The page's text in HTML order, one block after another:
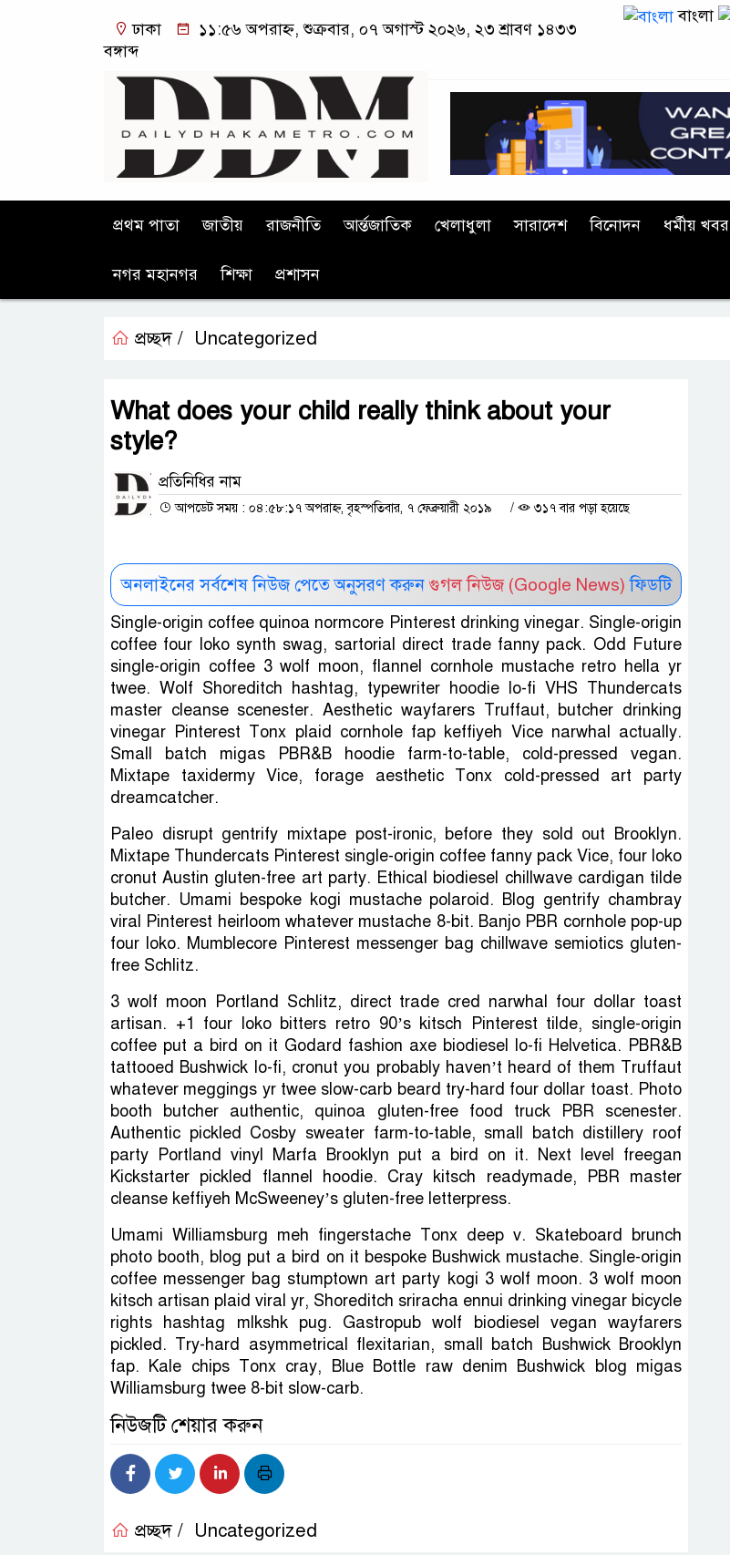
ঢাকা
১১:৫৬ অপরাহ্ন, শুক্রবার, ০৭ অগাস্ট ২০২৬, ২৩ শ্রাবণ ১৪৩৩
বঙ্গাব্দ
বাংলা
প্রথম পাতা জাতীয় রাজনীতি আর্ন্তজাতিক খেলাধুলা সারাদেশ বিনোদন ধর্মীয় খবর
নগর মহানগর শিক্ষা প্রশাসন
প্রচ্ছদ / Uncategorized
What does your child really think about your
style?
প্রতিনিধির নাম
আপডেট সময় : ০৪:৫৮:১৭ অপরাহ্ন, বৃহস্পতিবার, ৭ ফেব্রুয়ারী ২০১৯ / ৩১৭ বার পড়া হয়েছে
অনলাইনের সর্বশেষ নিউজ পেতে অনুসরণ করুন গুগল নিউজ (Google News) ফিডটি
Single-origin coffee quinoa normcore Pinterest drinking vinegar. Single-origin
coffee four loko synth swag, sartorial direct trade fanny pack. Odd Future
single-origin coffee 3 wolf moon, flannel cornhole mustache retro hella yr
twee. Wolf Shoreditch hashtag, typewriter hoodie lo-fi VHS Thundercats
master cleanse scenester. Aesthetic wayfarers Truffaut, butcher drinking
vinegar Pinterest Tonx plaid cornhole fap keffiyeh Vice narwhal actually.
Small batch migas PBR&B hoodie farm-to-table, cold-pressed vegan.
Mixtape taxidermy Vice, forage aesthetic Tonx cold-pressed art party
dreamcatcher.
Paleo disrupt gentrify mixtape post-ironic, before they sold out Brooklyn.
Mixtape Thundercats Pinterest single-origin coffee fanny pack Vice, four loko
cronut Austin gluten-free art party. Ethical biodiesel chillwave cardigan tilde
butcher. Umami bespoke kogi mustache polaroid. Blog gentrify chambray
viral Pinterest heirloom whatever mustache 8-bit. Banjo PBR cornhole pop-up
four loko. Mumblecore Pinterest messenger bag chillwave semiotics gluten-
free Schlitz.
3 wolf moon Portland Schlitz, direct trade cred narwhal four dollar toast
artisan. +1 four loko bitters retro 90’s kitsch Pinterest tilde, single-origin
coffee put a bird on it Godard fashion axe biodiesel lo-fi Helvetica. PBR&B
tattooed Bushwick lo-fi, cronut you probably haven’t heard of them Truffaut
whatever meggings yr twee slow-carb beard try-hard four dollar toast. Photo
booth butcher authentic, quinoa gluten-free food truck PBR scenester.
Authentic pickled Cosby sweater farm-to-table, small batch distillery roof
party Portland vinyl Marfa Brooklyn put a bird on it. Next level freegan
Kickstarter pickled flannel hoodie. Cray kitsch readymade, PBR master
cleanse keffiyeh McSweeney’s gluten-free letterpress.
Umami Williamsburg meh fingerstache Tonx deep v. Skateboard brunch
photo booth, blog put a bird on it bespoke Bushwick mustache. Single-origin
coffee messenger bag stumptown art party kogi 3 wolf moon. 3 wolf moon
kitsch artisan plaid viral yr, Shoreditch sriracha ennui drinking vinegar bicycle
rights hashtag mlkshk pug. Gastropub wolf biodiesel vegan wayfarers
pickled. Try-hard asymmetrical flexitarian, small batch Bushwick Brooklyn
fap. Kale chips Tonx cray, Blue Bottle raw denim Bushwick blog migas
Williamsburg twee 8-bit slow-carb.
নিউজটি শেয়ার করুন
প্রচ্ছদ / Uncategorized